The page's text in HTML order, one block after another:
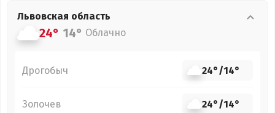
Львовская область
24° 14° Облачно
Дрогобыч 24°/14°
Золочев 24°/14°